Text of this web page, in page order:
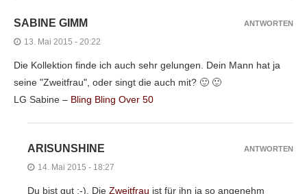
SABINE GIMM
13. Mai 2015 - 20:22
Die Kollektion finde ich auch sehr gelungen. Dein Mann hat ja
seine "Zweitfrau", oder singt die auch mit? 🙂 🙂
LG Sabine – Bling Bling Over 50
ANTWORTEN
ARISUNSHINE
14. Mai 2015 - 18:27
Du bist gut :-). Die Zweitfrau ist für ihn ja so angenehm
ANTWORTEN